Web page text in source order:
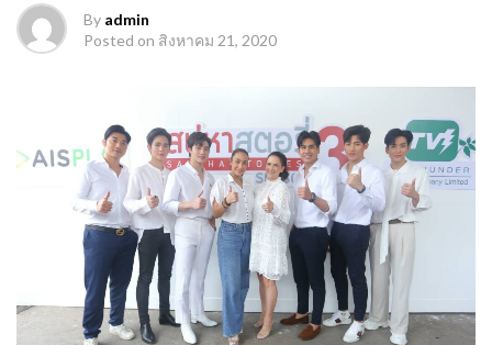
By admin
Posted on สิงหาคม 21, 2020